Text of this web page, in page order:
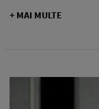
+ MAI MULTE